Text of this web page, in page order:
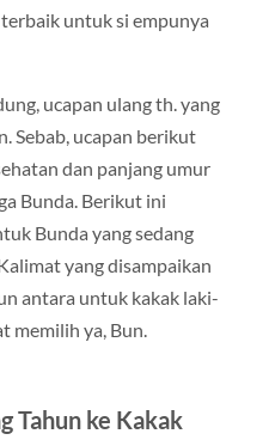
untuk si empunya
ucapan ulang th. yang
Sebab, ucapan berikut
dan panjang umur
Bunda. Berikut ini
Bunda yang sedang
yang disampaikan
antara untuk kakak laki-
memilih ya, Bun.
Tahun ke Kakak